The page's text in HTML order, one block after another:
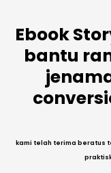
Ebook
bantu
kami telah terima beratus